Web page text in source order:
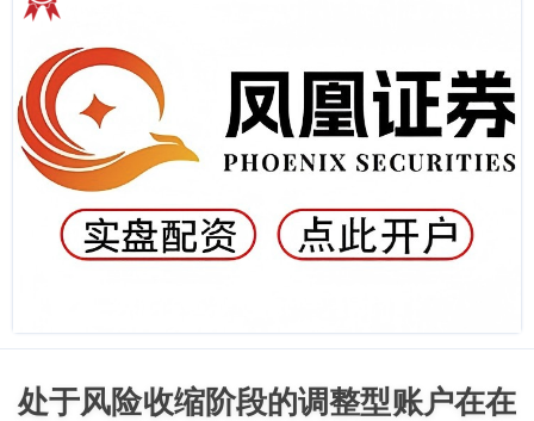
处于风险收缩阶段的调整型账户在在